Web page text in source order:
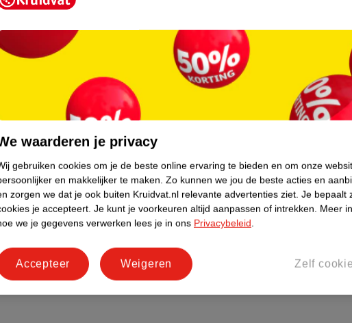
Impact Score.
waarderen je privacy
gebruiken cookies om je de beste online ervaring te bieden en om onze
en makkelijker te maken. Zo kunnen we jou de beste acties en
zorgen we dat je ook buiten Kruidvat.nl relevante advertenties ziet. Je bepaalt
je accepteert. Je kunt je voorkeuren altijd aanpassen of intrekken. Meer
we je gegevens verwerken lees je in ons Privacybeleid.
Zelf
Weigeren
Accepteer